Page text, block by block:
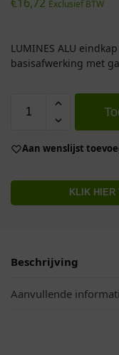
Exclusief BTW
LUMINES ALU
basisafwerking met
Aan wenslijst
KLIK HIER
Beschrijving
Aanvullende